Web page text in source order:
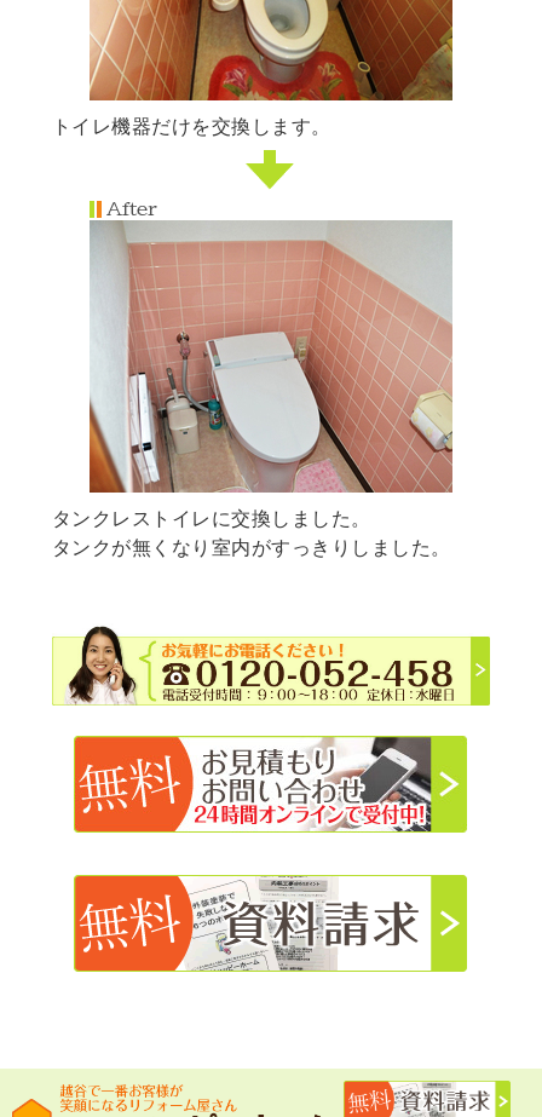
トイレ機器だけを交換します。
タンクレストイレに交換しました。
タンクが無くなり室内がすっきりしました。